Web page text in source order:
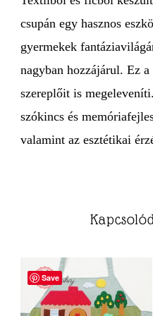
csupán egy hasznos
gyermekek
nagyban hozzájárul. Ez
szereplőit is
szókincs és
valamint az esztétikai
Save